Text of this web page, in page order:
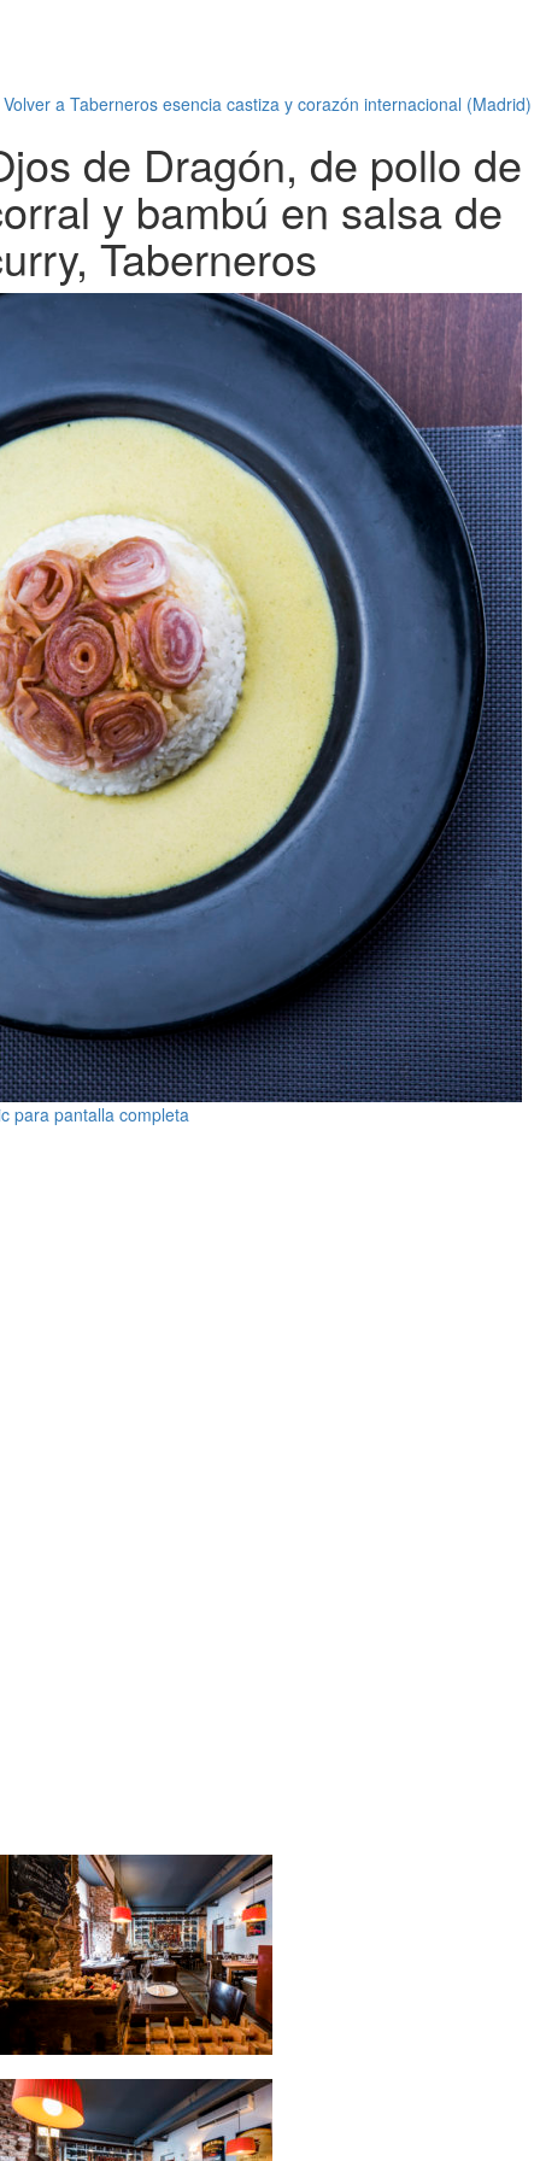
Volver a Taberneros esencia castiza y corazón internacional (Madrid)
de Dragón, de pollo de
y bambú en salsa de
Taberneros
para pantalla completa